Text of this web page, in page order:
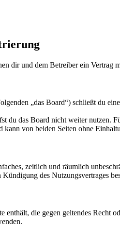
dir und dem Betreiber ein Vertrag
„das Board“) schließt du
du das Board nicht weiter
von beiden Seiten ohne
zeitlich und räumlich
des Nutzungsvertrages
die gegen geltendes Recht